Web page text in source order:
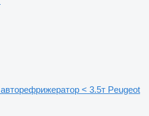
авторефрижератор < 3.5т Peugeot